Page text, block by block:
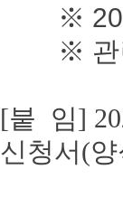
※ 2025
※ 관
[붙 임]
신청서(